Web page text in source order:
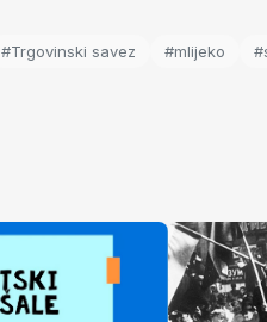
#Trgovinski savez #mlijeko